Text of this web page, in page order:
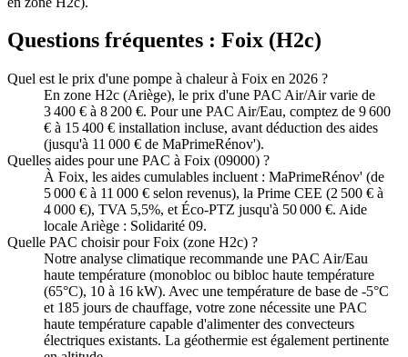
Questions fréquentes : Foix (H2c)
Quel est le prix d'une pompe à chaleur à Foix en 2026 ?
En zone H2c (Ariège), le prix d'une PAC Air/Air varie de
3 400 € à 8 200 €. Pour une PAC Air/Eau, comptez de 9 600
€ à 15 400 € installation incluse, avant déduction des aides
(jusqu'à 11 000 € de MaPrimeRénov').
Quelles aides pour une PAC à Foix (09000) ?
À Foix, les aides cumulables incluent : MaPrimeRénov' (de
5 000 € à 11 000 € selon revenus), la Prime CEE (2 500 € à
4 000 €), TVA 5,5%, et Éco-PTZ jusqu'à 50 000 €. Aide
locale Ariège : Solidarité 09.
Quelle PAC choisir pour Foix (zone H2c) ?
Notre analyse climatique recommande une PAC Air/Eau
haute température (monobloc ou bibloc haute température
(65°C), 10 à 16 kW). Avec une température de base de -5°C
et 185 jours de chauffage, votre zone nécessite une PAC
haute température capable d'alimenter des convecteurs
électriques existants. La géothermie est également pertinente